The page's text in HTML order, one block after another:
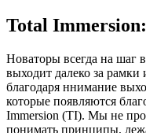
Total Immersion:
Новаторы всегда на шаг
выходит далеко за
благодаря ннимание
которые появляются
Immersion (TI). Мы не
понимать принципы,